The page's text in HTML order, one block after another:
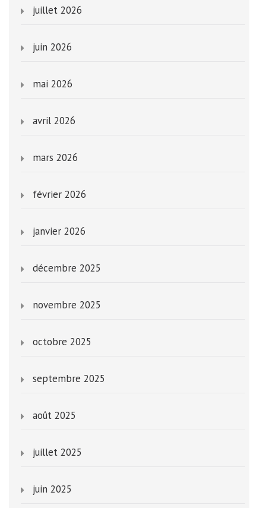
juillet 2026
juin 2026
mai 2026
avril 2026
mars 2026
février 2026
janvier 2026
décembre 2025
novembre 2025
octobre 2025
septembre 2025
août 2025
juillet 2025
juin 2025